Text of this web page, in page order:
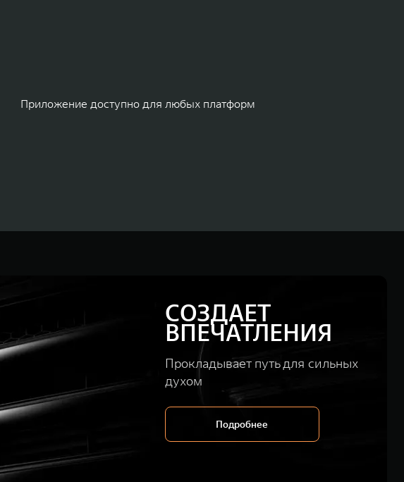
Приложение доступно для любых платформ
СОЗДАЕТ
ВПЕЧАТЛЕНИЯ
Прокладывает путь для сильных
духом
Подробнее